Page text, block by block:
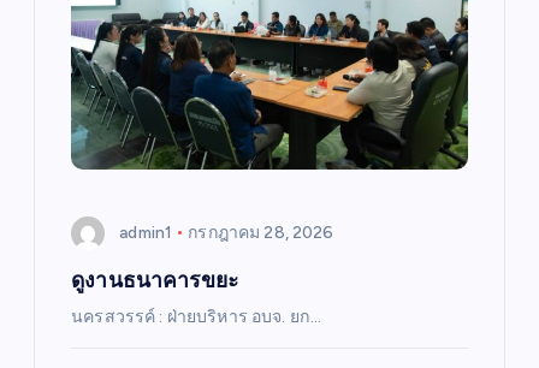
admin1 กรกฎาคม 28, 2026
ดูงานธนาคารขยะ
นครสวรรค์ : ฝ่ายบริหาร อบจ. ยก…